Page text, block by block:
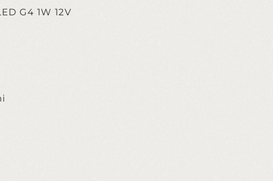
G4 1W 12V